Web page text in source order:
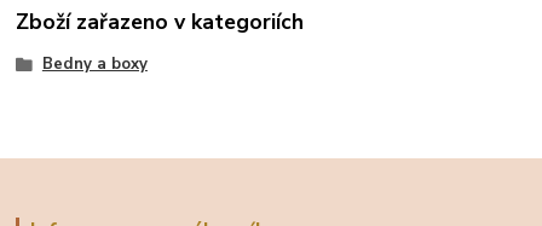
Zboží zařazeno v kategoriích
Bedny a boxy